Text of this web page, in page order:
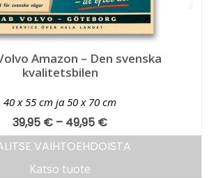
Amazon – Den svenska
kvalitetsbilen
40 x 55 cm ja 50 x 70 cm
39,95 € – 49,95 €
VAIHTOEHDOISTA
Katso tuote